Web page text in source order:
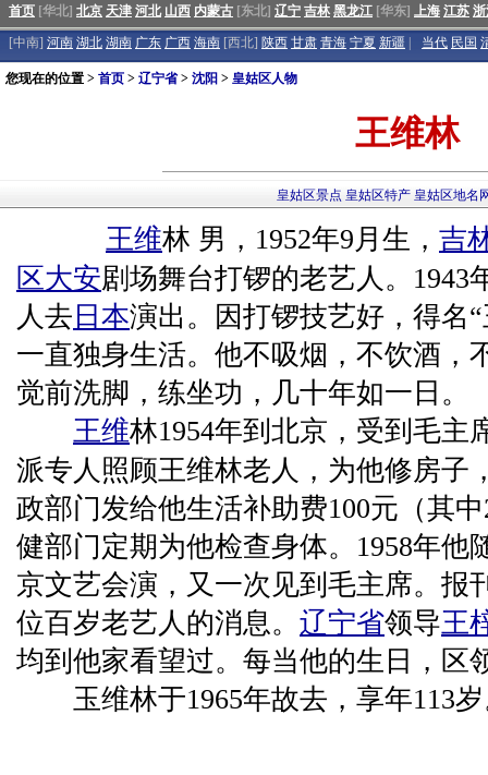
首页 [华北] 北京 天津 河北 山西 内蒙古 [东北] 辽宁 吉林 黑龙江 [华东] 上海 江苏
[中南] 河南 湖北 湖南 广东 广西 海南 [西北] 陕西 甘肃 青海 宁夏 新疆 当代 民国
您现在的位置 > 首页 > 辽宁省> 沈阳 > 皇姑区人物
王维林
皇姑区景点 皇姑区特产 皇姑区地名
王维林 男，1952年9月生， 吉
区大安剧场舞台打锣的老艺人。1943
人去 日本演出。因打锣技艺好，得名
一直独身生活。他不吸烟，不饮酒，
觉前洗脚，练坐功，几十年如一日。
王维林1954年到北京，受到毛主
派专人照顾王维林老人，为他修房子
政部门发给他生活补助费100元（其
健部门定期为他检查身体。1958年他
京文艺会演，又一次见到毛主席。报
位百岁老艺人的消息。 辽宁省领导王
均到他家看望过。每当他的生日，区
玉维林于1965年故去，享年113岁